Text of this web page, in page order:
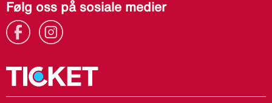
Følg oss på sosiale medier